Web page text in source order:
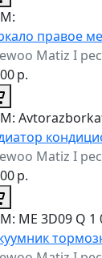
правое
Matiz I
р.
Matiz I
р.
ME 3D09 Q 1